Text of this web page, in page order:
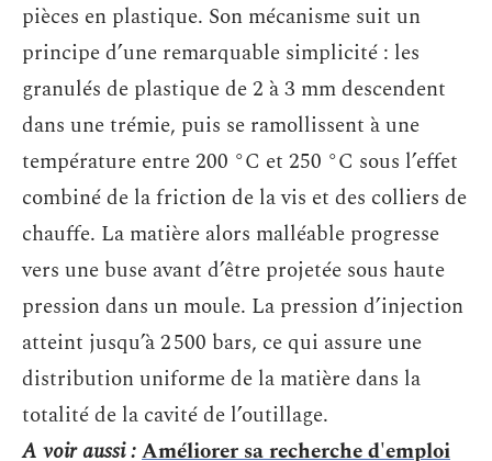
pièces en plastique. Son mécanisme suit un
principe d’une remarquable simplicité : les
granulés de plastique de 2 à 3 mm descendent
dans une trémie, puis se ramollissent à une
température entre 200 °C et 250 °C sous l’effet
combiné de la friction de la vis et des colliers de
chauffe. La matière alors malléable progresse
vers une buse avant d’être projetée sous haute
pression dans un moule. La pression d’injection
atteint jusqu’à 2 500 bars, ce qui assure une
distribution uniforme de la matière dans la
totalité de la cavité de l’outillage.
A voir aussi :Améliorer sa recherche d'emploi